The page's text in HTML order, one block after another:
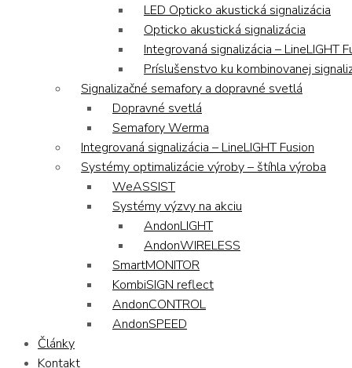
LED Opticko akustická signalizácia
Opticko akustická signalizácia
Integrovaná signalizácia – LineLIGHT
Príslušenstvo ku kombinovanej
Signalizačné semafory a dopravné svetlá
Dopravné svetlá
Semafory Werma
Integrovaná signalizácia – LineLIGHT Fusion
Systémy optimalizácie výroby – štíhla výroba
WeASSIST
Systémy výzvy na akciu
AndonLIGHT
AndonWIRELESS
SmartMONITOR
KombiSIGN reflect
AndonCONTROL
AndonSPEED
Články
Kontakt